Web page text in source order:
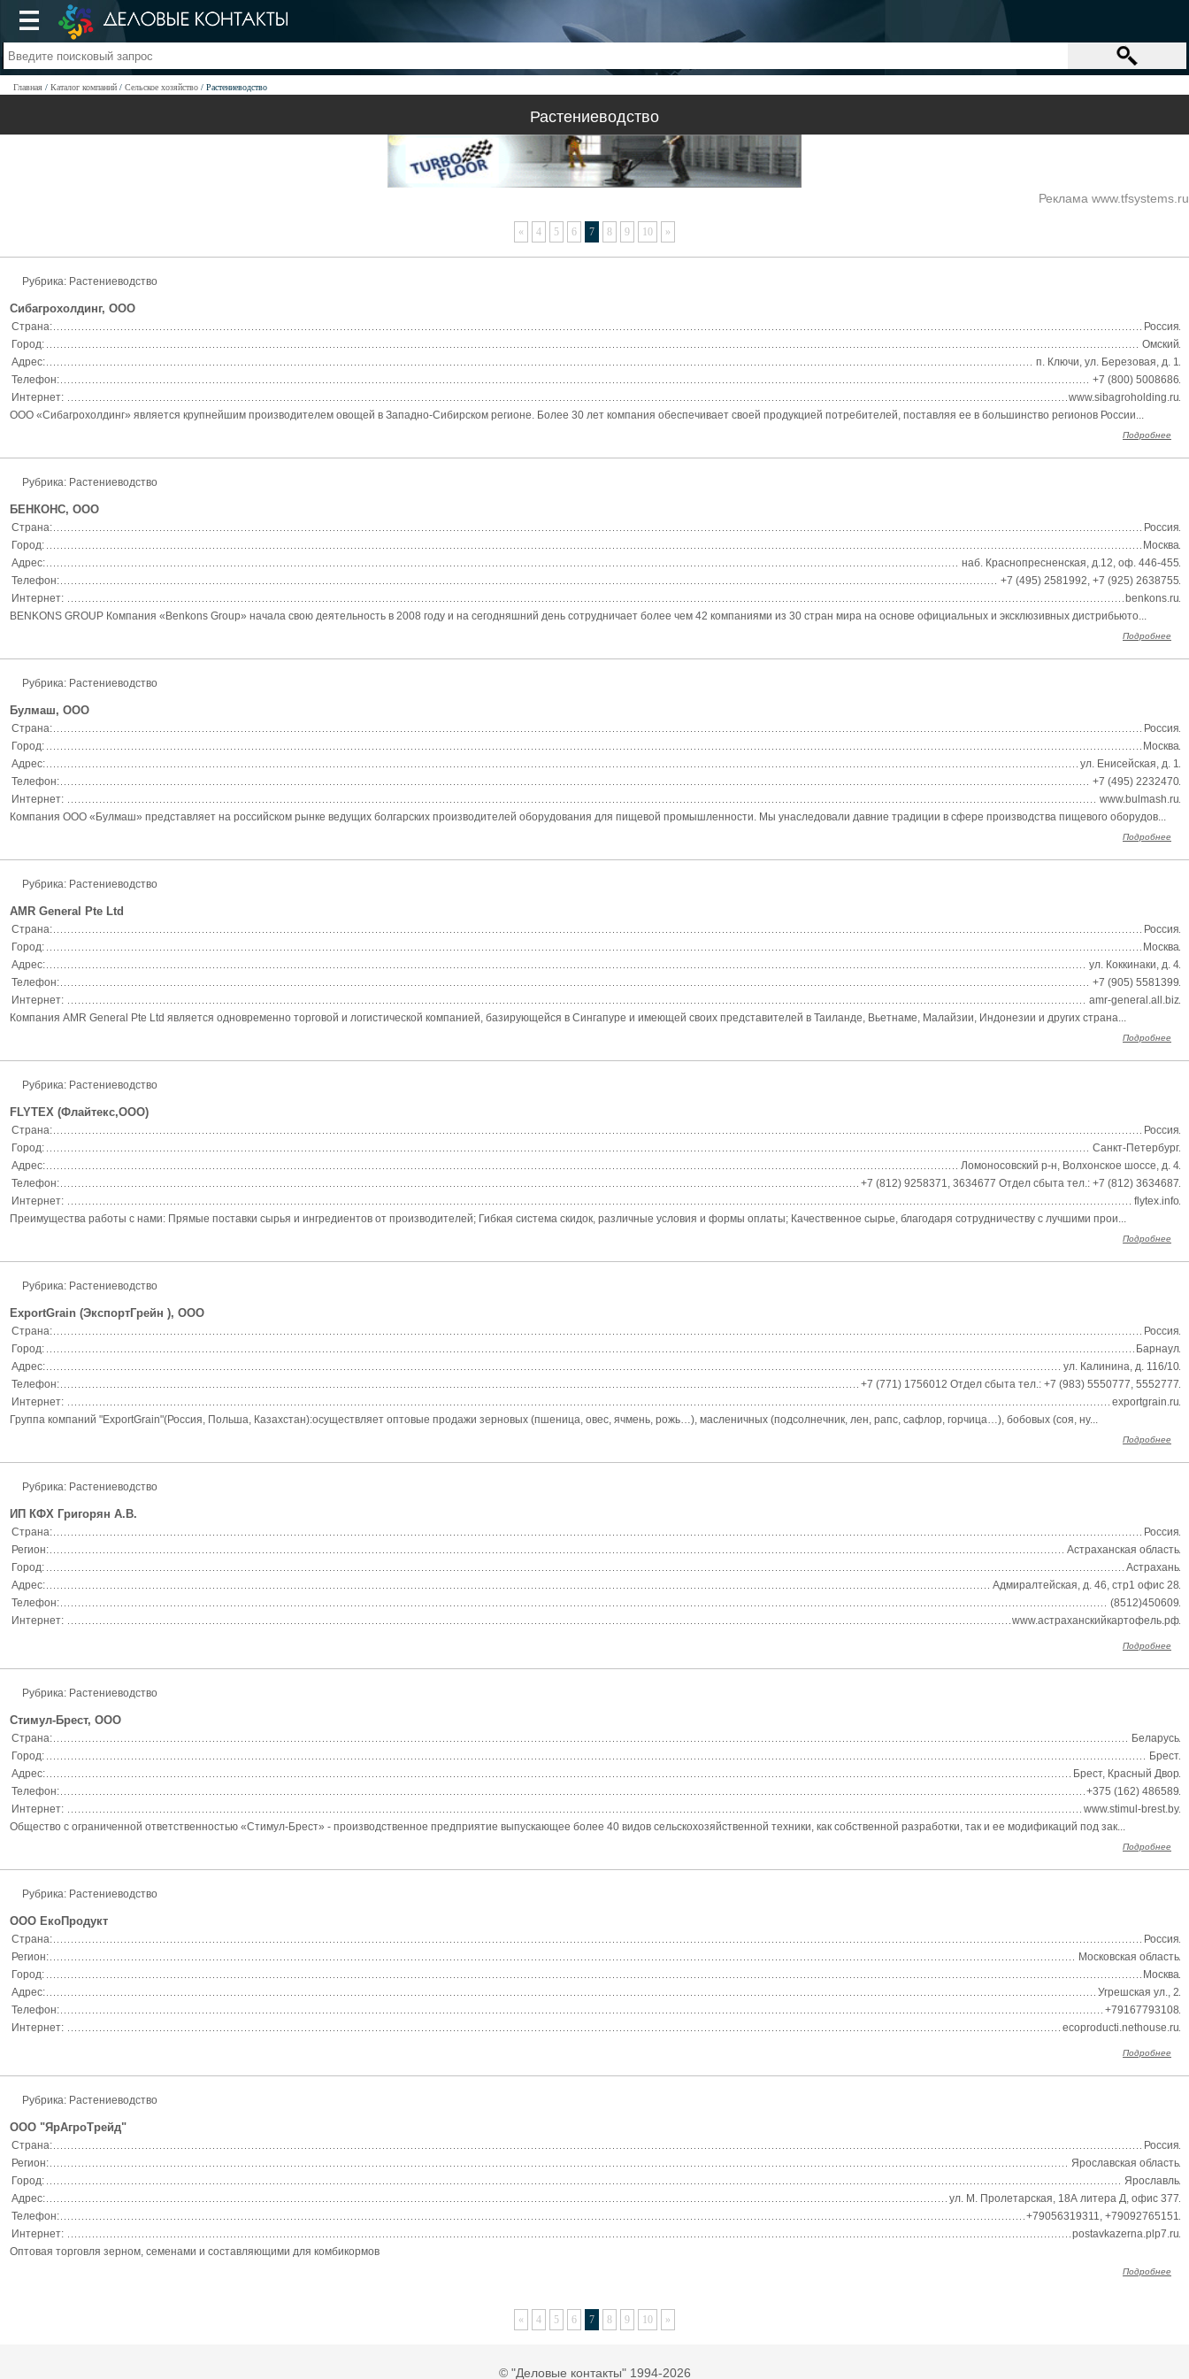
Главная Каталог компаний Сельское хозяйство Растениеводство
Растениеводство
Реклама www.tfsystems.ru
« 4 5 6 7 8 9 10 »
Рубрика: Растениеводство
Сибагрохолдинг, ООО
Страна:
Россия
Город:
Омский
Адрес:
п. Ключи, ул. Березовая, д. 1
Телефон:
+7 (800) 5008686
Интернет:
www.sibagroholding.ru
ООО «Сибагрохолдинг» является крупнейшим производителем овощей в Западно-Сибирском регионе. Более 30 лет компания обеспечивает своей продукцией потребителей, поставляя ее в большинство регионов России...
Подробнее
Рубрика: Растениеводство
БЕНКОНС, ООО
Страна:
Россия
Город:
Москва
Адрес:
наб. Краснопресненская, д.12, оф. 446-455
Телефон:
+7 (495) 2581992, +7 (925) 2638755
Интернет:
benkons.ru
BENKONS GROUP Компания «Benkons Group» начала свою деятельность в 2008 году и на сегодняшний день сотрудничает более чем 42 компаниями из 30 стран мира на основе официальных и эксклюзивных дистрибьюто...
Подробнее
Рубрика: Растениеводство
Булмаш, ООО
Страна:
Россия
Город:
Москва
Адрес:
ул. Енисейская, д. 1
Телефон:
+7 (495) 2232470
Интернет:
www.bulmash.ru
Компания ООО «Булмаш» представляет на российском рынке ведущих болгарских производителей оборудования для пищевой промышленности. Мы унаследовали давние традиции в сфере производства пищевого оборудов...
Подробнее
Рубрика: Растениеводство
AMR General Pte Ltd
Страна:
Россия
Город:
Москва
Адрес:
ул. Коккинаки, д. 4
Телефон:
+7 (905) 5581399
Интернет:
amr-general.all.biz
Компания AMR General Pte Ltd является одновременно торговой и логистической компанией, базирующейся в Сингапуре и имеющей своих представителей в Таиланде, Вьетнаме, Малайзии, Индонезии и других страна...
Подробнее
Рубрика: Растениеводство
FLYTEX (Флайтекс,ООО)
Страна:
Россия
Город:
Санкт-Петербург
Адрес:
Ломоносовский р-н, Волхонское шоссе, д. 4
Телефон:
+7 (812) 9258371, 3634677 Отдел сбыта тел.: +7 (812) 3634687
Интернет:
flytex.info
Преимущества работы с нами: Прямые поставки сырья и ингредиентов от производителей; Гибкая система скидок, различные условия и формы оплаты; Качественное сырье, благодаря сотрудничеству с лучшими прои...
Подробнее
Рубрика: Растениеводство
ExportGrain (ЭкспортГрейн ), ООО
Страна:
Россия
Город:
Барнаул
Адрес:
ул. Калинина, д. 116/10
Телефон:
+7 (771) 1756012 Отдел сбыта тел.: +7 (983) 5550777, 5552777
Интернет:
exportgrain.ru
Группа компаний "ExportGrain"(Россия, Польша, Казахстан):осуществляет оптовые продажи зерновых (пшеница, овес, ячмень, рожь…), масленичных (подсолнечник, лен, рапс, сафлор, горчица…), бобовых (соя, ну...
Подробнее
Рубрика: Растениеводство
ИП КФХ Григорян А.В.
Страна:
Россия
Регион:
Астраханская область
Город:
Астрахань
Адрес:
Адмиралтейская, д. 46, стр1 офис 28
Телефон:
(8512)450609
Интернет:
www.астраханскийкартофель.рф
Подробнее
Рубрика: Растениеводство
Стимул-Брест, ООО
Страна:
Беларусь
Город:
Брест
Адрес:
Брест, Красный Двор
Телефон:
+375 (162) 486589
Интернет:
www.stimul-brest.by
Общество с ограниченной ответственностью «Стимул-Брест» - производственное предприятие выпускающее более 40 видов сельскохозяйственной техники, как собственной разработки, так и ее модификаций под зак...
Подробнее
Рубрика: Растениеводство
ООО ЕкоПродукт
Страна:
Россия
Регион:
Московская область
Город:
Москва
Адрес:
Угрешская ул., 2
Телефон:
+79167793108
Интернет:
ecoproducti.nethouse.ru
Подробнее
Рубрика: Растениеводство
ООО "ЯрАгроТрейд"
Страна:
Россия
Регион:
Ярославская область
Город:
Ярославль
Адрес:
ул. М. Пролетарская, 18А литера Д, офис 377
Телефон:
+79056319311, +79092765151
Интернет:
postavkazerna.plp7.ru
Оптовая торговля зерном, семенами и составляющими для комбикормов
Подробнее
« 4 5 6 7 8 9 10 »
© "Деловые контакты" 1994-2026